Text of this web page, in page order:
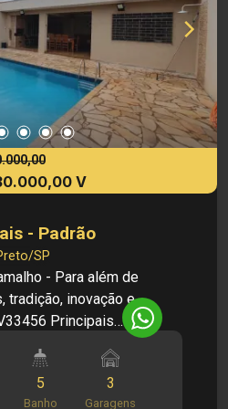
V
- Padrão
SP
- Para além de
tradição, inovação e
- Cozinha com
- 3 dormitórios com
5
Banho
3
Garagens